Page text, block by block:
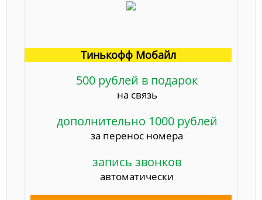
Тинькофф Мобайл
500 рублей в подарок
на связь
дополнительно 1000 рублей
за перенос номера
запись звонков
автоматически